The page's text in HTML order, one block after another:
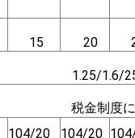
15 20
1.25/1.6/
税金制度
104/20 104/20